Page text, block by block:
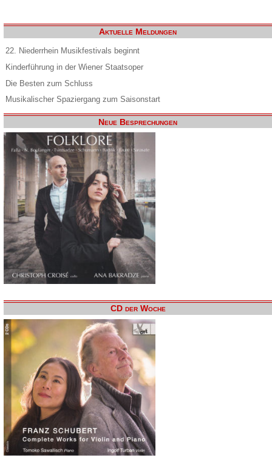
Aktuelle Meldungen
22. Niederrhein Musikfestivals beginnt
Kinderführung in der Wiener Staatsoper
Die Besten zum Schluss
Musikalischer Spaziergang zum Saisonstart
Neue Besprechungen
CD der Woche